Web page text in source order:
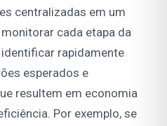
centralizadas em um
cada etapa da
rapidamente
esperados e
resultem em economia
Por exemplo, se